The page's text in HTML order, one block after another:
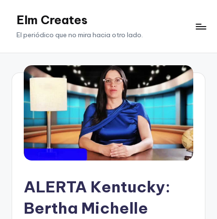
SaltarElm Creates
El periódico que no mira hacia otro lado.
ALERTA Kentucky:
Bertha Michelle